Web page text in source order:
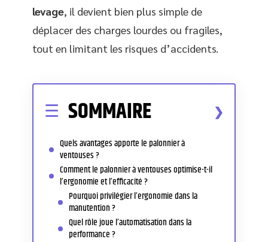
levage, il devient bien plus simple de
déplacer des charges lourdes ou fragiles,
tout en limitant les risques d’accidents.
SOMMAIRE
Quels avantages apporte le palonnier à
ventouses ?
Comment le palonnier à ventouses optimise-t-il
l’ergonomie et l’efficacité ?
Pourquoi privilégier l’ergonomie dans la
manutention ?
Quel rôle joue l’automatisation dans la
performance ?